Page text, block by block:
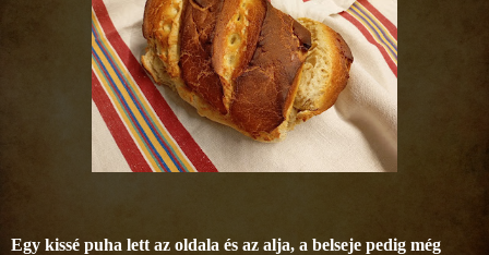
Egy kissé puha lett az oldala és az alja, a belseje pedig még